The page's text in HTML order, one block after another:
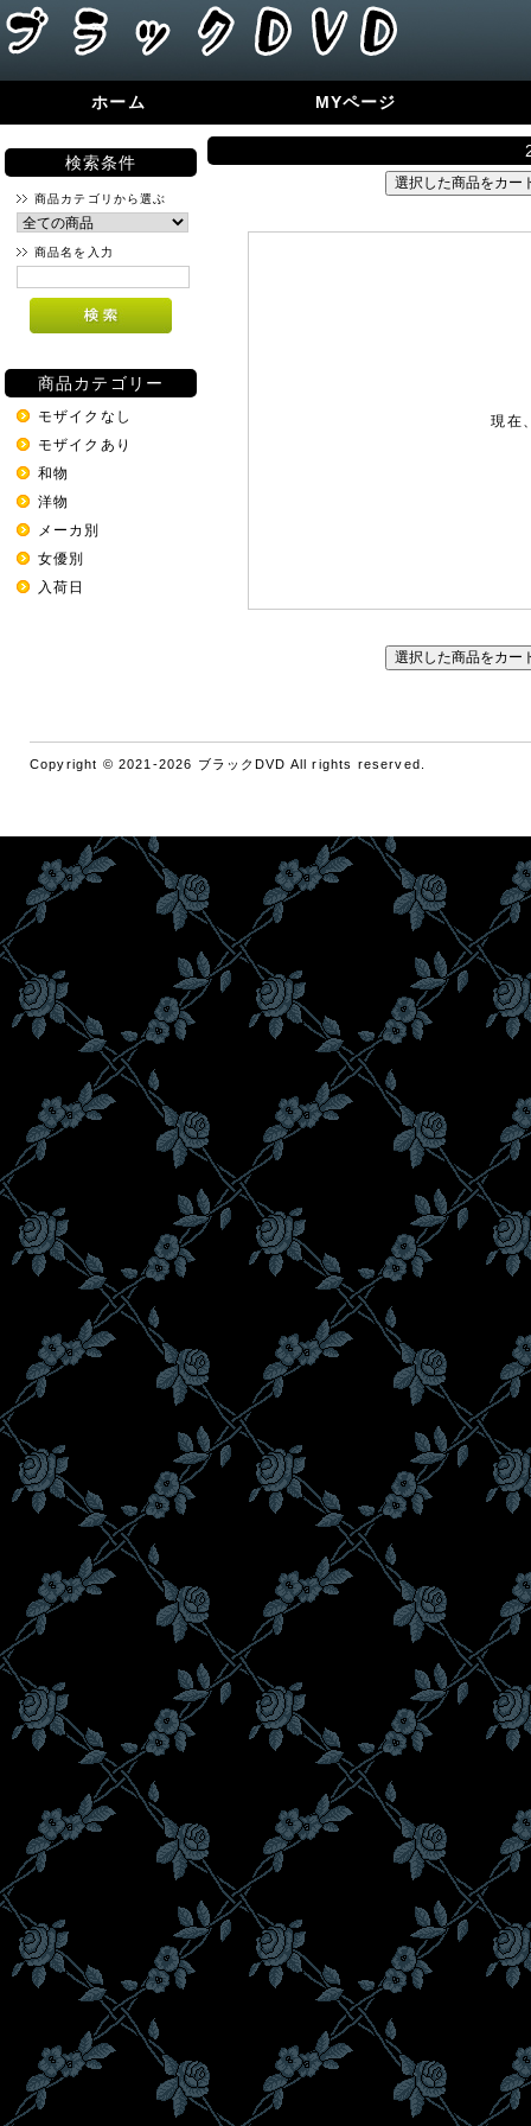
ホーム MYページ
検索条件
商品カテゴリから選ぶ
商品名を入力
商品カテゴリー
モザイクなし
モザイクあり
和物
洋物
メーカ別
女優別
入荷日
現在
Copyright © 2021-2026 ブラックDVD All rights reserved.